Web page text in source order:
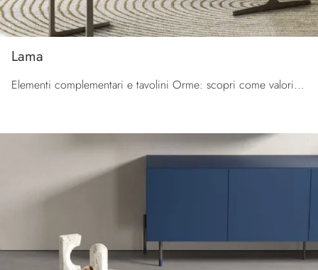
Lama
Elementi complementari e tavolini Orme: scopri come valorizzare i tuoi locali moderni con il modello Lama.